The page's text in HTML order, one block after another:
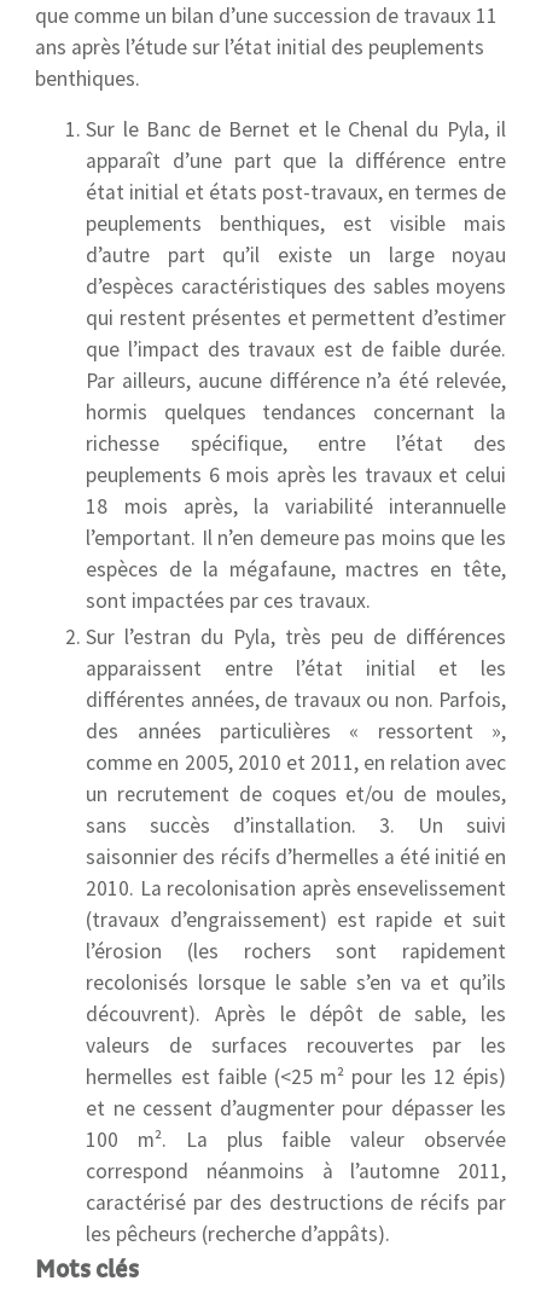
que comme un bilan d’une succession de travaux 11
ans après l’étude sur l’état initial des peuplements
benthiques.
Sur le Banc de Bernet et le Chenal du Pyla, il
apparaît d’une part que la différence entre
état initial et états post-travaux, en termes de
peuplements benthiques, est visible mais
d’autre part qu’il existe un large noyau
d’espèces caractéristiques des sables moyens
qui restent présentes et permettent d’estimer
que l’impact des travaux est de faible durée.
Par ailleurs, aucune différence n’a été relevée,
hormis quelques tendances concernant la
richesse spécifique, entre l’état des
peuplements 6 mois après les travaux et celui
18 mois après, la variabilité interannuelle
l’emportant. Il n’en demeure pas moins que les
espèces de la mégafaune, mactres en tête,
sont impactées par ces travaux.
Sur l’estran du Pyla, très peu de différences
apparaissent entre l’état initial et les
différentes années, de travaux ou non. Parfois,
des années particulières « ressortent »,
comme en 2005, 2010 et 2011, en relation avec
un recrutement de coques et/ou de moules,
sans succès d’installation. 3. Un suivi
saisonnier des récifs d’hermelles a été initié en
2010. La recolonisation après ensevelissement
(travaux d’engraissement) est rapide et suit
l’érosion (les rochers sont rapidement
recolonisés lorsque le sable s’en va et qu’ils
découvrent). Après le dépôt de sable, les
valeurs de surfaces recouvertes par les
hermelles est faible (<25 m² pour les 12 épis)
et ne cessent d’augmenter pour dépasser les
100 m². La plus faible valeur observée
correspond néanmoins à l’automne 2011,
caractérisé par des destructions de récifs par
les pêcheurs (recherche d’appâts).
Mots clés